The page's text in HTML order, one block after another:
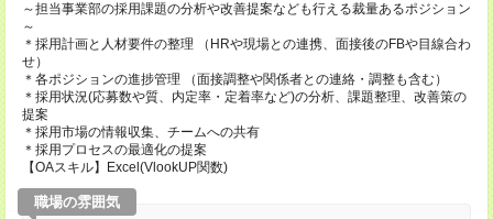
～担当事業部の採用課題の分析や改善提案なども行える裁量あるポジション
～
＊採用計画と人材要件の整理 （HRや現場との連携、面接後のFBや目線合わ
せ）
＊各ポジションの進捗管理 （面接調整や関係者との連絡・調整も含む）
＊採用状況(応募数や質、内定率・定着率など)の分析、課題整理、改善策の
提案
＊採用市場の情報収集、チームへの共有
＊採用プロセスの最適化の提案
【OAスキル】Excel(VlookUP関数)
職場の雰囲気